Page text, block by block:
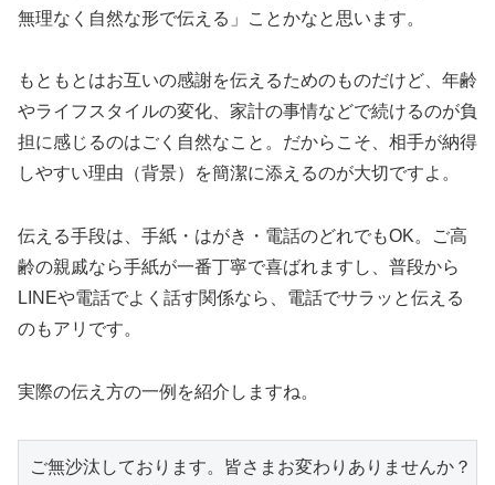
無理なく自然な形で伝える」ことかなと思います。
もともとはお互いの感謝を伝えるためのものだけど、年齢
やライフスタイルの変化、家計の事情などで続けるのが負
担に感じるのはごく自然なこと。だからこそ、相手が納得
しやすい理由（背景）を簡潔に添えるのが大切ですよ。
伝える手段は、手紙・はがき・電話のどれでもOK。ご高
齢の親戚なら手紙が一番丁寧で喜ばれますし、普段から
LINEや電話でよく話す関係なら、電話でサラッと伝える
のもアリです。
実際の伝え方の一例を紹介しますね。
ご無沙汰しております。皆さまお変わりありませんか？